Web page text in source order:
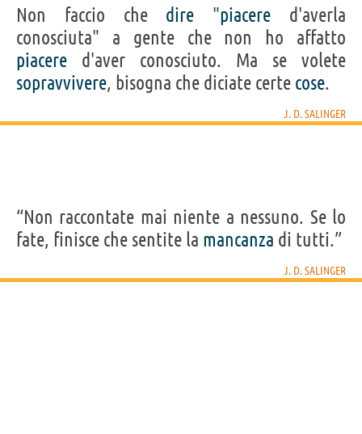
Non faccio che dire "piacere d'averla
conosciuta" a gente che non ho affatto
piacere d'aver conosciuto. Ma se volete
sopravvivere, bisogna che diciate certe cose.
J. D. SALINGER
“Non raccontate mai niente a nessuno. Se lo
fate, finisce che sentite la mancanza di tutti.”
J. D. SALINGER